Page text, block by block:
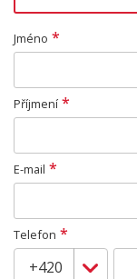
Jméno *
Příjmení *
E-mail *
Telefon *